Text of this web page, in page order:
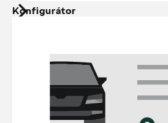
Konfigurátor